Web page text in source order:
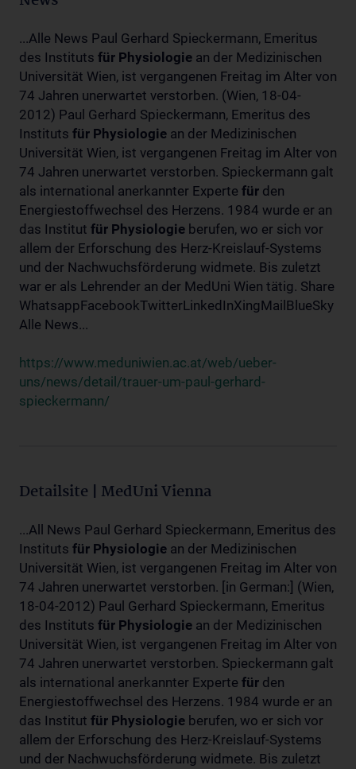
...Alle News Paul Gerhard Spieckermann, Emeritus
des Instituts für Physiologie an der Medizinischen
Universität Wien, ist vergangenen Freitag im Alter von
74 Jahren unerwartet verstorben. (Wien, 18-04-
2012) Paul Gerhard Spieckermann, Emeritus des
Instituts für Physiologie an der Medizinischen
Universität Wien, ist vergangenen Freitag im Alter von
74 Jahren unerwartet verstorben. Spieckermann galt
als international anerkannter Experte für den
Energiestoffwechsel des Herzens. 1984 wurde er an
das Institut für Physiologie berufen, wo er sich vor
allem der Erforschung des Herz-Kreislauf-Systems
und der Nachwuchsförderung widmete. Bis zuletzt
war er als Lehrender an der MedUni Wien tätig. Share
WhatsappFacebookTwitterLinkedInXingMailBlueSky
Alle News...
https://www.meduniwien.ac.at/web/ueber-
uns/news/detail/trauer-um-paul-gerhard-
spieckermann/
Detailsite | MedUni Vienna
...All News Paul Gerhard Spieckermann, Emeritus des
Instituts für Physiologie an der Medizinischen
Universität Wien, ist vergangenen Freitag im Alter von
74 Jahren unerwartet verstorben. [in German:] (Wien,
18-04-2012) Paul Gerhard Spieckermann, Emeritus
des Instituts für Physiologie an der Medizinischen
Universität Wien, ist vergangenen Freitag im Alter von
74 Jahren unerwartet verstorben. Spieckermann galt
als international anerkannter Experte für den
Energiestoffwechsel des Herzens. 1984 wurde er an
das Institut für Physiologie berufen, wo er sich vor
allem der Erforschung des Herz-Kreislauf-Systems
und der Nachwuchsförderung widmete. Bis zuletzt